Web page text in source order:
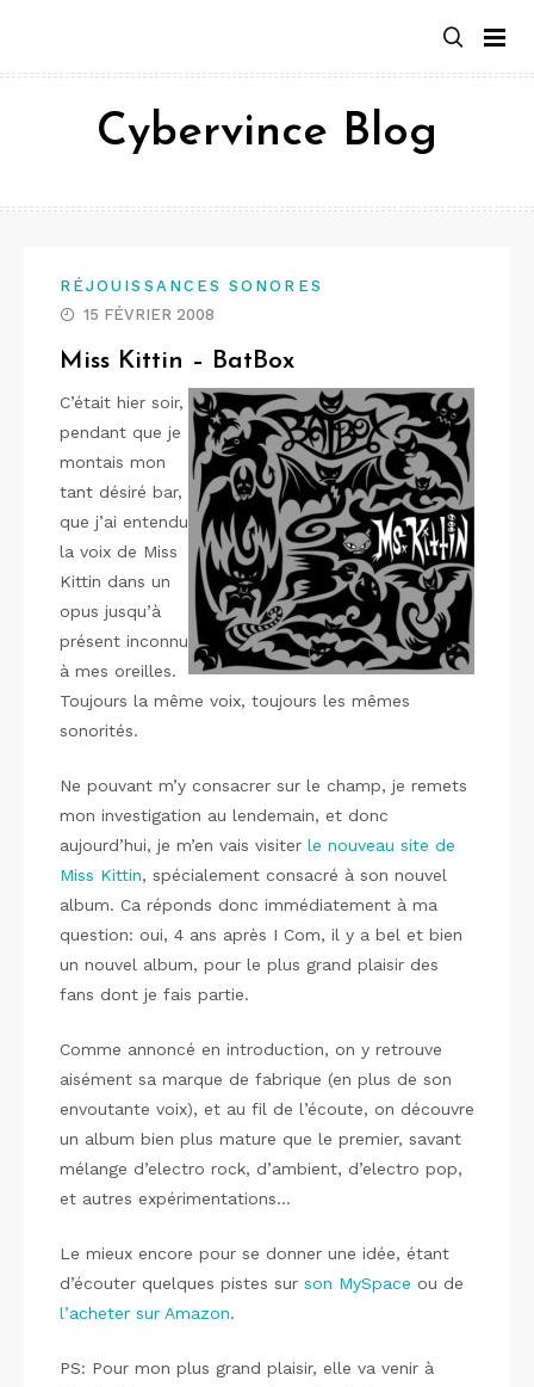
contenu
Cybervince Blog
RÉJOUISSANCES SONORES
15 FÉVRIER 2008
Miss Kittin – BatBox
C’était hier soir,
pendant que je
montais mon
tant désiré bar,
que j’ai entendu
la voix de Miss
Kittin dans un
opus jusqu’à
présent inconnu
à mes oreilles.
Toujours la même voix, toujours les mêmes
sonorités.
Ne pouvant m’y consacrer sur le champ, je remets
mon investigation au lendemain, et donc
aujourd’hui, je m’en vais visiter le nouveau site de
Miss Kittin, spécialement consacré à son nouvel
album. Ca réponds donc immédiatement à ma
question: oui, 4 ans après I Com, il y a bel et bien
un nouvel album, pour le plus grand plaisir des
fans dont je fais partie.
Comme annoncé en introduction, on y retrouve
aisément sa marque de fabrique (en plus de son
envoutante voix), et au fil de l’écoute, on découvre
un album bien plus mature que le premier, savant
mélange d’electro rock, d’ambient, d’electro pop,
et autres expérimentations…
Le mieux encore pour se donner une idée, étant
d’écouter quelques pistes sur son MySpace ou de
l’acheter sur Amazon.
PS: Pour mon plus grand plaisir, elle va venir à